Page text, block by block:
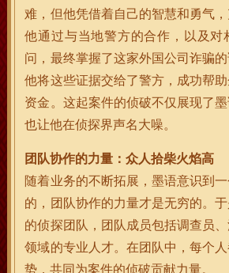
难，但他凭借着自己的智慧和勇气，
他通过与当地警方的合作，以及对
问，最终掌握了这家外国公司诈骗的
他将这些证据交给了警方，成功帮
资金。这起案件的侦破不仅展现了墨
也让他在侦探界声名大噪。
团队协作的力量：众人拾柴火焰高
随着业务的不断拓展，墨语意识到
的，团队协作的力量才是无穷的。
的侦探团队，团队成员包括调查员
领域的专业人才。在团队中，每个
势，共同为案件的侦破贡献力量。